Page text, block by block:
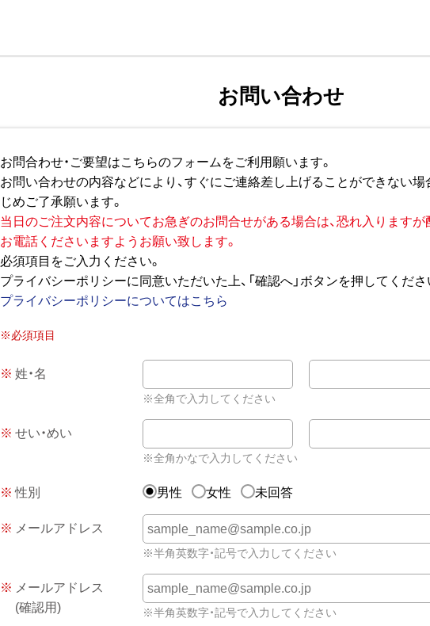
お問い合わせ
お問合わせ・ご要望はこちらのフォームをご利用願います。
お問い合わせの内容などにより、すぐにご連絡差し上げることができない場
じめご了承願います。
当日のご注文内容についてお急ぎのお問合せがある場合は、恐れ入ります
お電話くださいますようお願い致します。
必須項目をご入力ください。
プライバシーポリシーに同意いただいた上、「確認へ」ボタンを押してくださ
プライバシーポリシーについてはこちら
※必須項目
※ 姓・名
※全角で入力してください
※ せい・めい
※全角かなで入力してください
※ 性別 男性 女性 未回答
※ メールアドレス
※半角英数字・記号で入力してください
※ メールアドレス
(確認用)
※半角英数字・記号で入力してください